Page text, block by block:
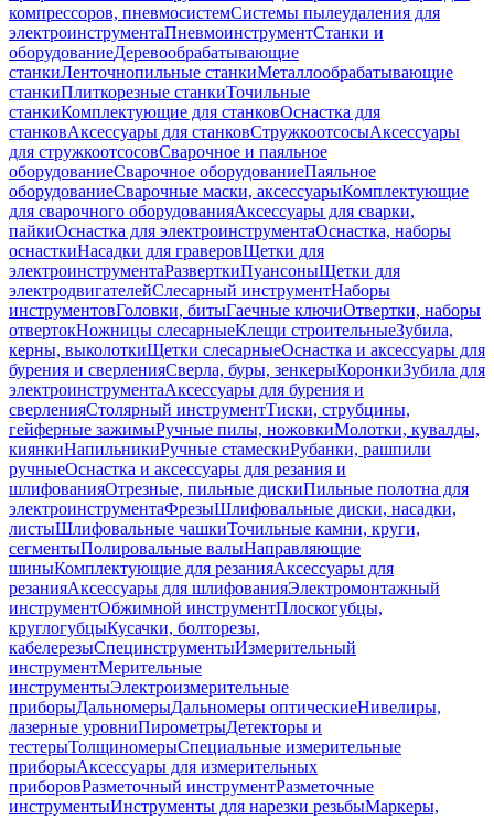
компрессоров, пневмосистемСистемы пылеудаления для
электроинструментаПневмоинструментСтанки и
оборудованиеДеревообрабатывающие
станкиЛенточнопильные станкиМеталлообрабатывающие
станкиПлиткорезные станкиТочильные
станкиКомплектующие для станковОснастка для
станковАксессуары для станковСтружкоотсосыАксессуары
для стружкоотсосовСварочное и паяльное
оборудованиеСварочное оборудованиеПаяльное
оборудованиеСварочные маски, аксессуарыКомплектующие
для сварочного оборудованияАксессуары для сварки,
пайкиОснастка для электроинструментаОснастка, наборы
оснасткиНасадки для граверовЩетки для
электроинструментаРазверткиПуансоныЩетки для
электродвигателейСлесарный инструментНаборы
инструментовГоловки, битыГаечные ключиОтвертки, наборы
отвертокНожницы слесарныеКлещи строительныеЗубила,
керны, выколоткиЩетки слесарныеОснастка и аксессуары для
бурения и сверленияСверла, буры, зенкерыКоронкиЗубила для
электроинструментаАксессуары для бурения и
сверленияСтолярный инструментТиски, струбцины,
гейферные зажимыРучные пилы, ножовкиМолотки, кувалды,
киянкиНапильникиРучные стамескиРубанки, рашпили
ручныеОснастка и аксессуары для резания и
шлифованияОтрезные, пильные дискиПильные полотна для
электроинструментаФрезыШлифовальные диски, насадки,
листыШлифовальные чашкиТочильные камни, круги,
сегментыПолировальные валыНаправляющие
шиныКомплектующие для резанияАксессуары для
резанияАксессуары для шлифованияЭлектромонтажный
инструментОбжимной инструментПлоскогубцы,
круглогубцыКусачки, болторезы,
кабелерезыСпецинструментыИзмерительный
инструментМерительные
инструментыЭлектроизмерительные
приборыДальномерыДальномеры оптическиеНивелиры,
лазерные уровниПирометрыДетекторы и
тестерыТолщиномерыСпециальные измерительные
приборыАксессуары для измерительных
приборовРазметочный инструментРазметочные
инструментыИнструменты для нарезки резьбыМаркеры,